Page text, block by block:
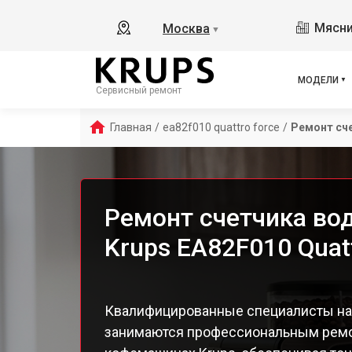
Москва ▼
Сервисный ремонт
МОДЕЛИ
EA
Главная / ea82f010 quattro force / Ремонт
Ремонт счетчика
Krups EA82F010
Квалифицированные специалисты
занимаются профессиональным